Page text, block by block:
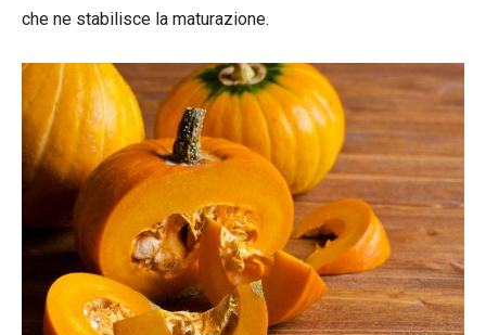
che ne stabilisce la maturazione.